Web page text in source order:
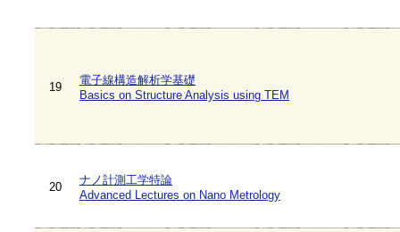
19
電子線構造解析学基礎
Basics on Structure Analysis using TEM
20
ナノ計測工学特論
Advanced Lectures on Nano Metrology